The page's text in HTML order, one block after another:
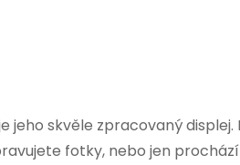
jeho skvěle zpracovaný
fotky, nebo jen